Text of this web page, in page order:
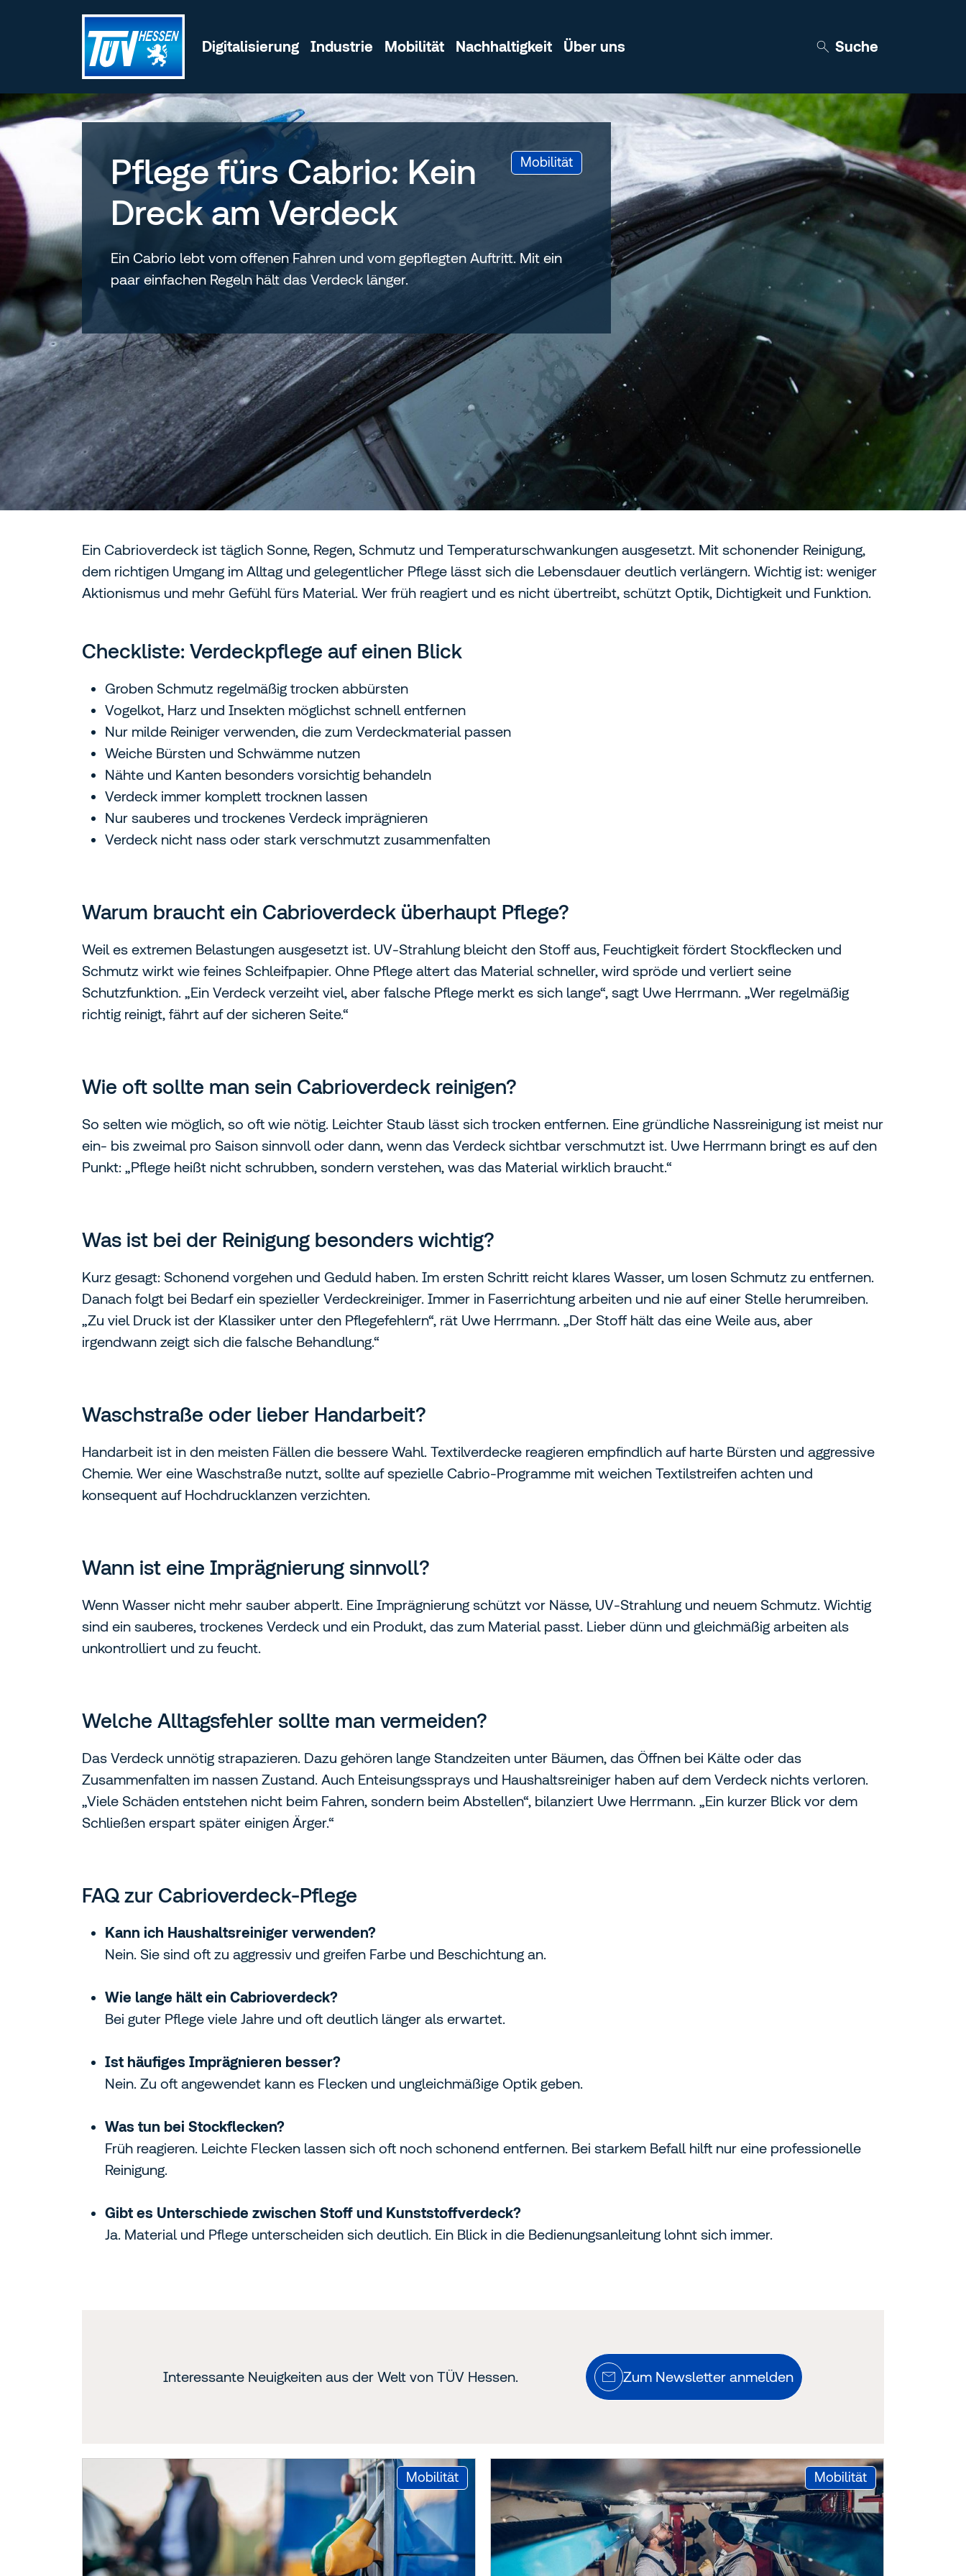
Zum Inhalt wechseln
Suche
Digitalisierung Industrie Mobilität Nachhaltigkeit Über uns
Mobilität:
Pflege fürs Cabrio: Kein
Dreck am Verdeck
Ein Cabrio lebt vom offenen Fahren und vom gepflegten Auftritt. Mit ein
paar einfachen Regeln hält das Verdeck länger.
Ein Cabrioverdeck ist täglich Sonne, Regen, Schmutz und Temperaturschwankungen ausgesetzt. Mit schonender Reinigung,
dem richtigen Umgang im Alltag und gelegentlicher Pflege lässt sich die Lebensdauer deutlich verlängern. Wichtig ist: weniger
Aktionismus und mehr Gefühl fürs Material. Wer früh reagiert und es nicht übertreibt, schützt Optik, Dichtigkeit und Funktion.
Checkliste: Verdeckpflege auf einen Blick
Groben Schmutz regelmäßig trocken abbürsten
Vogelkot, Harz und Insekten möglichst schnell entfernen
Nur milde Reiniger verwenden, die zum Verdeckmaterial passen
Weiche Bürsten und Schwämme nutzen
Nähte und Kanten besonders vorsichtig behandeln
Verdeck immer komplett trocknen lassen
Nur sauberes und trockenes Verdeck imprägnieren
Verdeck nicht nass oder stark verschmutzt zusammenfalten
Warum braucht ein Cabrioverdeck überhaupt Pflege?
Weil es extremen Belastungen ausgesetzt ist. UV‑Strahlung bleicht den Stoff aus, Feuchtigkeit fördert Stockflecken und
Schmutz wirkt wie feines Schleifpapier. Ohne Pflege altert das Material schneller, wird spröde und verliert seine
Schutzfunktion. „Ein Verdeck verzeiht viel, aber falsche Pflege merkt es sich lange“, sagt Uwe Herrmann. „Wer regelmäßig
richtig reinigt, fährt auf der sicheren Seite.“
Wie oft sollte man sein Cabrioverdeck reinigen?
So selten wie möglich, so oft wie nötig. Leichter Staub lässt sich trocken entfernen. Eine gründliche Nassreinigung ist meist nur
ein‑ bis zweimal pro Saison sinnvoll oder dann, wenn das Verdeck sichtbar verschmutzt ist. Uwe Herrmann bringt es auf den
Punkt: „Pflege heißt nicht schrubben, sondern verstehen, was das Material wirklich braucht.“
Was ist bei der Reinigung besonders wichtig?
Kurz gesagt: Schonend vorgehen und Geduld haben. Im ersten Schritt reicht klares Wasser, um losen Schmutz zu entfernen.
Danach folgt bei Bedarf ein spezieller Verdeckreiniger. Immer in Faserrichtung arbeiten und nie auf einer Stelle herumreiben.
„Zu viel Druck ist der Klassiker unter den Pflegefehlern“, rät Uwe Herrmann. „Der Stoff hält das eine Weile aus, aber
irgendwann zeigt sich die falsche Behandlung.“
Waschstraße oder lieber Handarbeit?
Handarbeit ist in den meisten Fällen die bessere Wahl. Textilverdecke reagieren empfindlich auf harte Bürsten und aggressive
Chemie. Wer eine Waschstraße nutzt, sollte auf spezielle Cabrio‑Programme mit weichen Textilstreifen achten und
konsequent auf Hochdrucklanzen verzichten.
Wann ist eine Imprägnierung sinnvoll?
Wenn Wasser nicht mehr sauber abperlt. Eine Imprägnierung schützt vor Nässe, UV‑Strahlung und neuem Schmutz. Wichtig
sind ein sauberes, trockenes Verdeck und ein Produkt, das zum Material passt. Lieber dünn und gleichmäßig arbeiten als
unkontrolliert und zu feucht.
Welche Alltagsfehler sollte man vermeiden?
Das Verdeck unnötig strapazieren. Dazu gehören lange Standzeiten unter Bäumen, das Öffnen bei Kälte oder das
Zusammenfalten im nassen Zustand. Auch Enteisungssprays und Haushaltsreiniger haben auf dem Verdeck nichts verloren.
„Viele Schäden entstehen nicht beim Fahren, sondern beim Abstellen“, bilanziert Uwe Herrmann. „Ein kurzer Blick vor dem
Schließen erspart später einigen Ärger.“
FAQ zur Cabrioverdeck-Pflege
Kann ich Haushaltsreiniger verwenden?
Nein. Sie sind oft zu aggressiv und greifen Farbe und Beschichtung an.
Wie lange hält ein Cabrioverdeck?
Bei guter Pflege viele Jahre und oft deutlich länger als erwartet.
Ist häufiges Imprägnieren besser?
Nein. Zu oft angewendet kann es Flecken und ungleichmäßige Optik geben.
Was tun bei Stockflecken?
Früh reagieren. Leichte Flecken lassen sich oft noch schonend entfernen. Bei starkem Befall hilft nur eine professionelle
Reinigung.
Gibt es Unterschiede zwischen Stoff und Kunststoffverdeck?
Ja. Material und Pflege unterscheiden sich deutlich. Ein Blick in die Bedienungsanleitung lohnt sich immer.
Interessante Neuigkeiten aus der Welt von TÜV Hessen. Zum Newsletter anmelden
Mobilität: Mobilität: